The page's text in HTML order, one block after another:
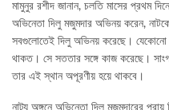
মামুনুর রশীদ জানান, চলতি মাসের প্রথম
অভিনেতা দিলু মজুমদার অভিনয় করেন,
সবগুলোতেই দিলু অভিনয় করেছে। যেকোনো
থাকত। সে সততার সঙ্গে কাজ করেছে।
তার এই স্থান অপূরণীয় হয়ে থাকবে।